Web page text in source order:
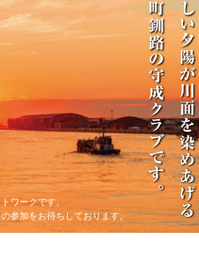
ワークです。
参加をお待ちしております。